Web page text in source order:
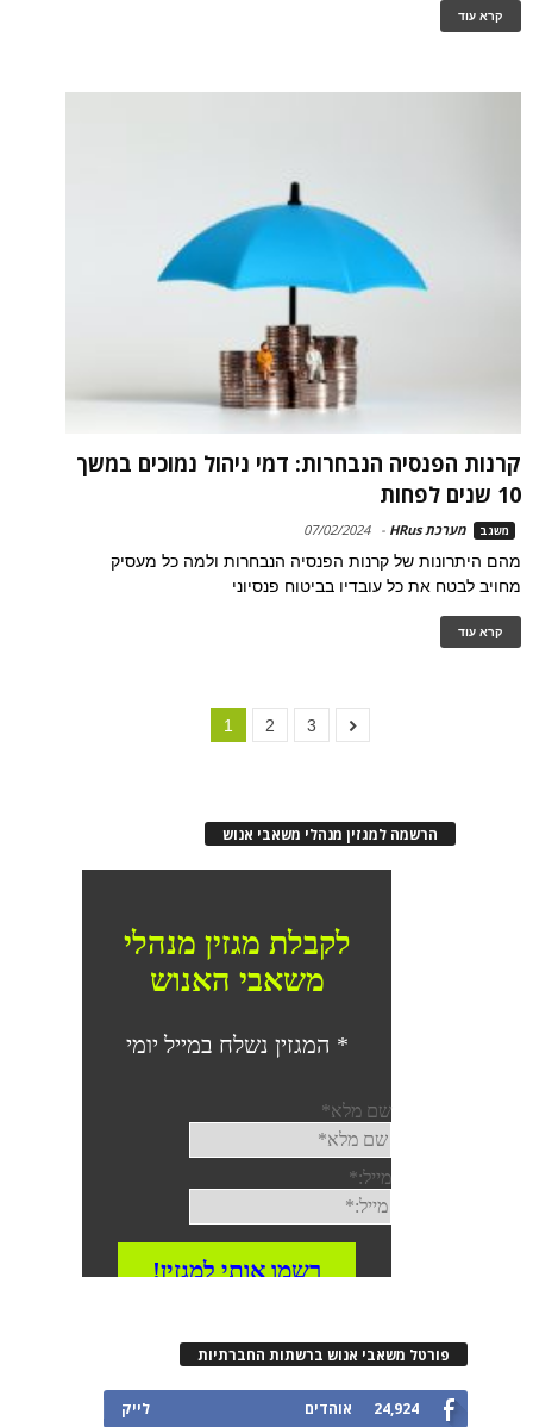
קרא עוד
קרנות הפנסיה הנבחרות: דמי ניהול נמוכים במשך
10 שנים לפחות
משגב מערכת HRus -
07/02/2024
מהם היתרונות של קרנות הפנסיה הנבחרות ולמה כל מעסיק
מחויב לבטח את כל עובדיו בביטוח פנסיוני
קרא עוד
1 2 3
הרשמה למגזין מנהלי משאבי אנוש
פורטל משאבי אנוש ברשתות החברתיות
24,924 אוהדים לייק